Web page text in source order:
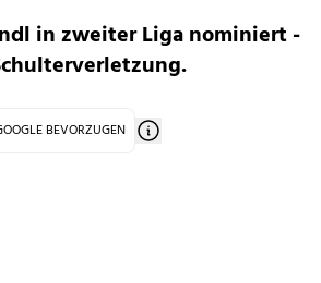
in zweiter Liga nominiert -
BEVORZUGEN